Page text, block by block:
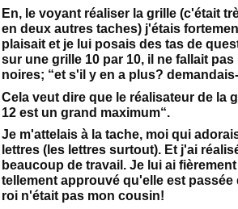
En, le voyant réaliser la grille (c'était
en deux autres taches) j'étais
plaisait et je lui posais des tas de
sur une grille 10 par 10, il ne fallait
noires; “et s'il y en a plus?
Cela veut dire que le réalisateur de la
12 est un grand maximum“.
Je m'attelais à la tache, moi qui
lettres (les lettres surtout). Et j'ai
beaucoup de travail. Je lui ai
tellement approuvé qu'elle est passée
roi n'était pas mon cousin!